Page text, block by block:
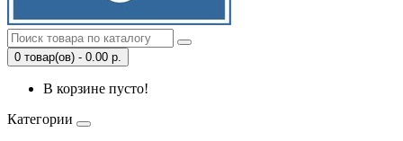
0 товар(ов) - 0.00 р.
В корзине пусто!
Категории